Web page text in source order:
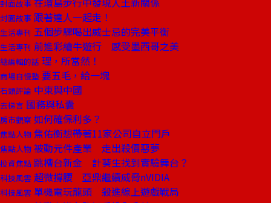
封面故事
封面故事 跟著達人一起走！
生活專刊 五個步驟喝出威士忌的完美平衡
生活專刊 前進彩繪牛遊行 感受墨西哥之美
總編輯的話 理，所當然！
商場自慢塾 要五毛，給一塊
石頭評論 中東與中國
去梯言 國務與私囊
房市觀察 如何確保利多？
焦點人物 焦佑衡想帶著11家公司自立門戶
焦點人物 被動元件產業 走出殺價惡夢
投資焦點 跳槽台新金 計葵生找到實驗舞台？
科技風雲 超微撐腰 亞鼎繼續威脅nVIDIA
科技風雲 單機電玩龍頭 殺進線上遊戲戰局